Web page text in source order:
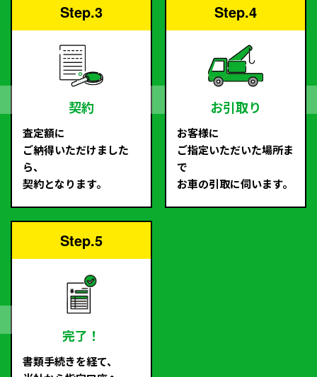
Step.3
契約
査定額に
ご納得いただけました
ら、
契約となります。
Step.4
お引取り
お客様に
ご指定いただいた場所ま
で
お車の引取に伺います。
Step.5
完了！
書類手続きを経て、